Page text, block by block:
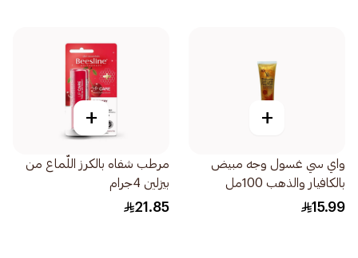
+
واي سي غسول وجه مبيض
بالكافيار والذهب 100مل
15.99
+
مرطب شفاه بالكرز اللّماع من
بيزلين 4جرام
21.85